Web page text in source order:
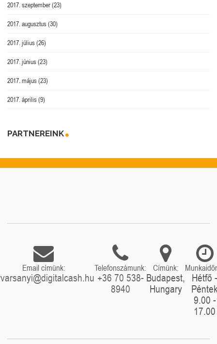
2017. szeptember(23)
2017. augusztus(30)
2017. július(26)
2017. június(23)
2017. május(23)
2017. április(9)
PARTNEREINK
Email címünk: Telefonszámunk:
+36 70 538-
8940
Címünk:
Budapest,
Hungary
Hétfő -
9.00 -
17.00